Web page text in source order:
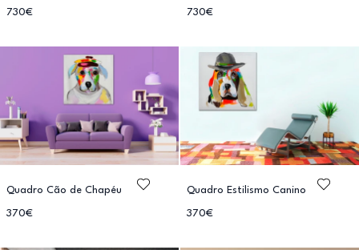
730€ 730€
Quadro Cão de Chapéu
370€
Quadro Estilismo Canino
370€